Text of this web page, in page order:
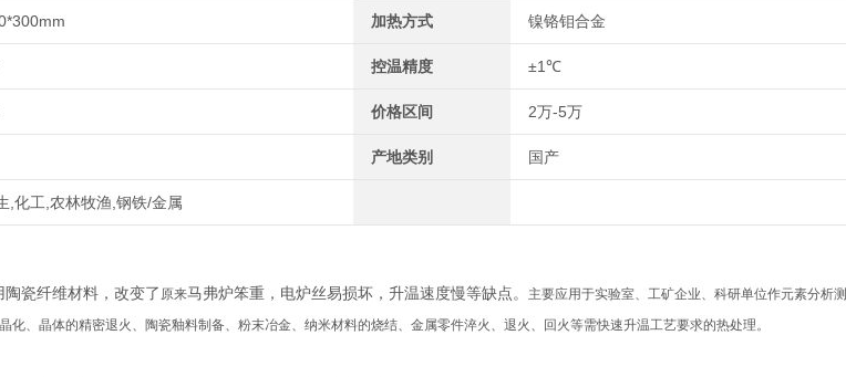
加热方式 镍铬钼合金
控温精度 ±1℃
价格区间 2万-5万
产地类别 国产
,化工,农林牧渔,钢铁/金属
瓷纤维材料， 改变了 原来马弗炉笨重，电炉丝易损坏，升温速度慢等缺点。 主要应用于实验室、工矿企业、科研单位作元素分析
化、晶体的精密退火、陶瓷釉料制备、粉末冶金、纳米材料的烧结、金属零件淬火、退火、回火等需快速升温工艺要求的热处理。